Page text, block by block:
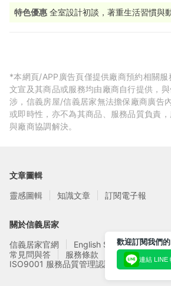
特色優惠 全室設計初談，著重生活習慣與
*本網頁/APP廣告頁僅提供廠商預約相關
文宣及其商品或服務均由廠商自行提供，
涉，信義房屋/信義居家無法擔保廠商廣告
或即時性，亦不為其商品、服務品質負責
與廠商協調解決。
文章圖輯
靈感圖輯
知識文章 訂閱電子報
關於信義居家
信義居家官網
English Service
信義
常見問與答
服務條款
隱私權政策
ISO9001 服務品質管理認證
連結 LINE